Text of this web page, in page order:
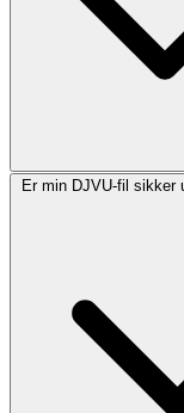
Er min DJVU-fil sikker